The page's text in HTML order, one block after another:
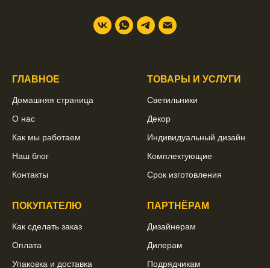
ГЛАВНОЕ
Домашняя страница
О нас
Как мы работаем
Наш блог
Контакты
ТОВАРЫ И УСЛУГИ
Светильники
Декор
Индивидуальный дизайн
Комплектующие
Срок изготовления
ПОКУПАТЕЛЮ
Как сделать заказ
Оплата
Упаковка и доставка
ПАРТНЁРАМ
Дизайнерам
Дилерам
Подрядчикам